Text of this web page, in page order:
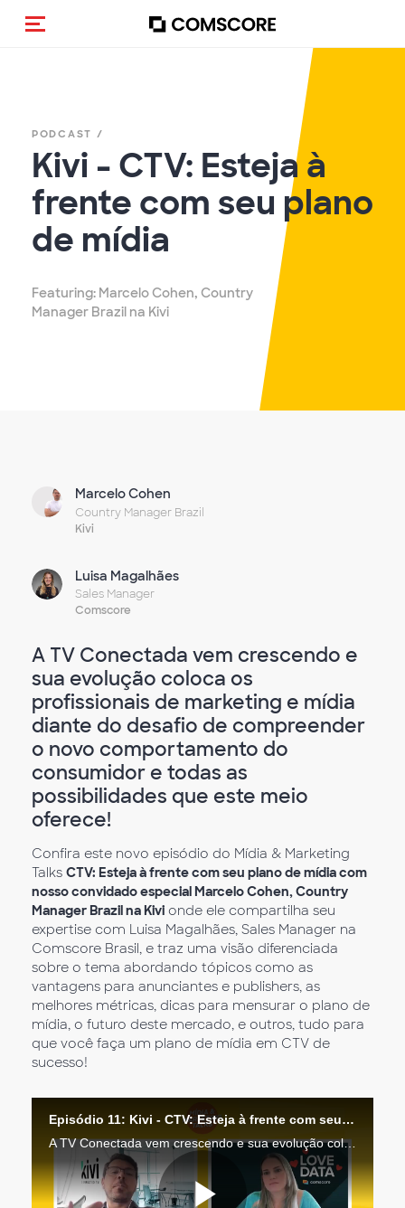
Alternar navegação
PODCAST /
Kivi - CTV: Esteja à
frente com seu plano
de mídia
Featuring: Marcelo Cohen, Country
Manager Brazil na Kivi
Marcelo Cohen
Country Manager Brazil
Kivi
Luisa Magalhães
Sales Manager
Comscore
A TV Conectada vem crescendo e
sua evolução coloca os
profissionais de marketing e mídia
diante do desafio de compreender
o novo comportamento do
consumidor e todas as
possibilidades que este meio
oferece!
Confira este novo episódio do Mídia & Marketing
Talks CTV: Esteja à frente com seu plano de mídia com
nosso convidado especial Marcelo Cohen, Country
Manager Brazil na Kivi onde ele compartilha seu
expertise com Luisa Magalhães, Sales Manager na
Comscore Brasil, e traz uma visão diferenciada
sobre o tema abordando tópicos como as
vantagens para anunciantes e publishers, as
melhores métricas, dicas para mensurar o plano de
mídia, o futuro deste mercado, e outros, tudo para
que você faça um plano de mídia em CTV de
sucesso!
Episódio 11: Kivi - CTV: Esteja à frente com seu plano de mídia
A TV Conectada vem crescendo e sua evolução coloca os profissionais de marketing e mídia diante do desafio de compreender o novo comportamento do consumidor e todas as possibilidades que este meio oferece!